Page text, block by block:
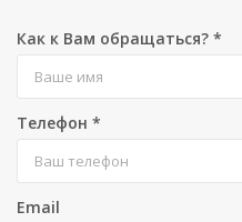
Как к Вам обращаться? *
Телефон *
Email